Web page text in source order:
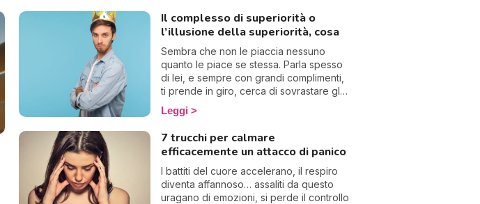
Il complesso di superiorità o
l’illusione della superiorità, cosa
Sembra che non le piaccia nessuno
quanto le piace se stessa. Parla spesso
di lei, e sempre con grandi complimenti,
ti prende in giro, cerca di sovrastare gli
altri, sembra disprezzare tutto e ha un
forte problema di autostima. Benvenuta
superiorità, che nasconde nel 90% un
complesso di inferiorità!
Leggi
7 trucchi per calmare
efficacemente un attacco di panico
I battiti del cuore accelerano, il respiro
diventa affannoso… assaliti da questo
uragano di emozioni, si perde il controllo